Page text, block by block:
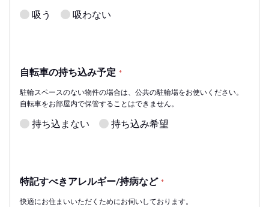
吸う 吸わない
自転車の持ち込み予定 *
駐輪スペースのない物件の場合は、公共の駐輪場をお使いください。
自転車をお部屋内で保管することはできません。
持ち込まない 持ち込み希望
特記すべきアレルギー/持病など *
快適にお住まいいただくためにお伺いしております。